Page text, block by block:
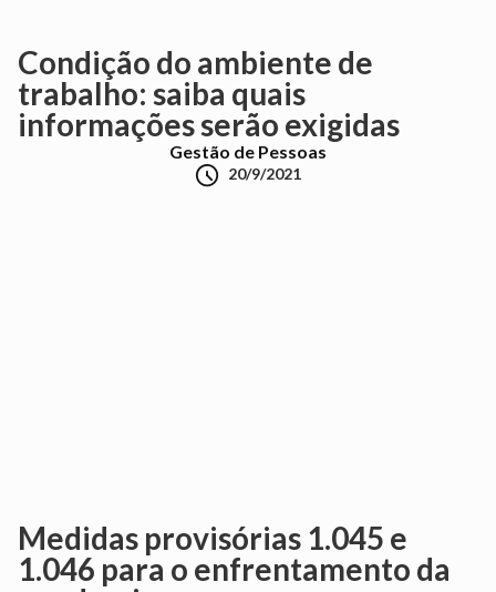
Condição do ambiente de
trabalho: saiba quais
informações serão exigidas
Gestão de Pessoas
 20/9/2021
Medidas provisórias 1.045 e
1.046 para o enfrentamento da